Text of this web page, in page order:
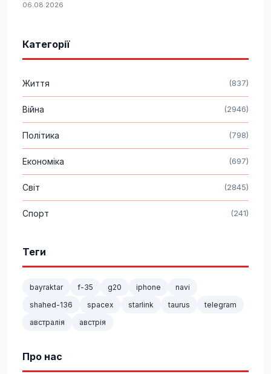
06.08.2026
Категорії
Життя (837)
Війна (2946)
Політика (798)
Економіка (697)
Світ (2845)
Спорт (241)
Теги
bayraktar f-35 g20 iphone
navi
shahed-136
spacex starlink taurus
telegram
австралія
австрія
Про нас